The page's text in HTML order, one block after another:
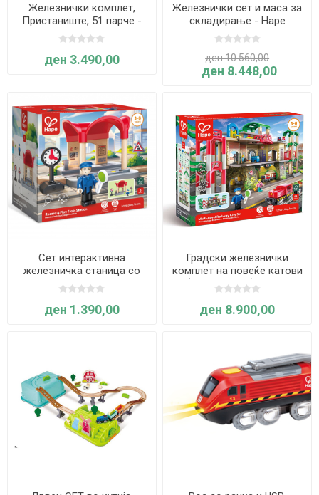
Железнички комплет,
Пристаниште, 51 парче -
Hape
ден 3.490,00
Железнички сет и маса за
складирање - Hape
ден 10.560,00
ден 8.448,00
Сет интерактивна
железничка станица со
светло и звук, 5 парчиња -
Hape
ден 1.390,00
Градски железнички
комплет на повеќе катови
(58 елементи) - Hape
Inetrnational
ден 8.900,00